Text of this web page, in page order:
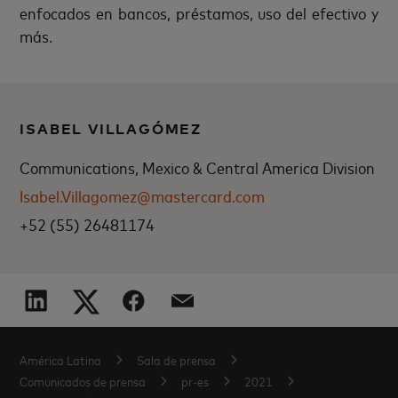
enfocados en bancos, préstamos, uso del efectivo y
más.
ISABEL VILLAGÓMEZ
Communications, Mexico & Central America Division
Isabel.Villagomez@mastercard.com
+52 (55) 26481174
América Latina
Sala de prensa
Comunicados de prensa
pr-es
2021